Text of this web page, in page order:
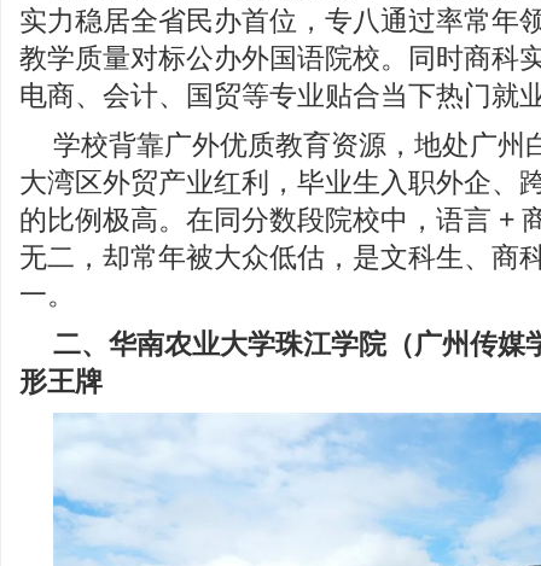
实力稳居全省民办首位，专八通过率常年
教学质量对标公办外国语院校。同时商科
电商、会计、国贸等专业贴合当下热门就
学校背靠广外优质教育资源，地处广州
大湾区外贸产业红利，毕业生入职外企、
的比例极高。在同分数段院校中，语言 +
无二，却常年被大众低估，是文科生、商
一。
二、华南农业大学珠江学院（广州传媒
形王牌